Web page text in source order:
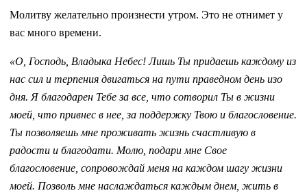
Молитву желательно произнести утром. Это не отнимет у
вас много времени.
«О, Господь, Владыка Небес! Лишь Ты придаешь каждому из
нас сил и терпения двигаться на пути праведном день изо
дня. Я благодарен Тебе за все, что сотворил Ты в жизни
моей, что привнес в нее, за поддержку Твою и благословение.
Ты позволяешь мне проживать жизнь счастливую в
радости и благодати. Молю, подари мне Свое
благословение, сопровождай меня на каждом шагу жизни
моей. Позволь мне наслаждаться каждым днем, жить в